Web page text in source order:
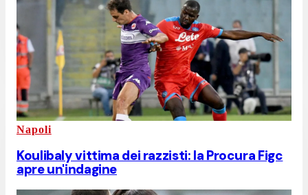
Napoli
Koulibaly vittima dei razzisti: la Procura Figc
apre un'indagine